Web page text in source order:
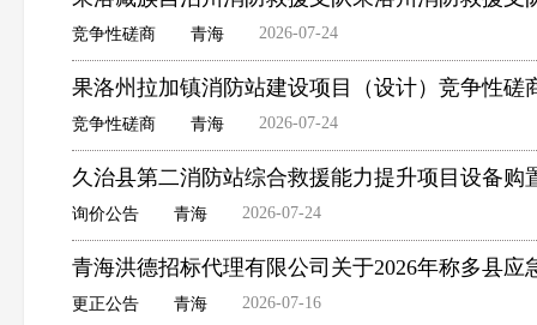
竞争性磋商 青海 2026-07-24
果洛州拉加镇消防站建设项目（设计）竞争性磋
竞争性磋商 青海 2026-07-24
久治县第二消防站综合救援能力提升项目设备购
询价公告 青海 2026-07-24
青海洪德招标代理有限公司关于2026年称多县
更正公告 青海 2026-07-16